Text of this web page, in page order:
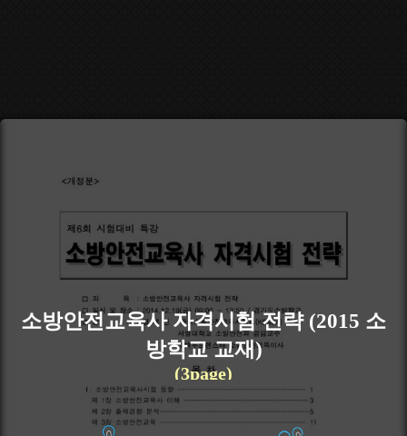
소방안전교육사 자격시험 전략 (2015 소
방학교 교재)
(3page)